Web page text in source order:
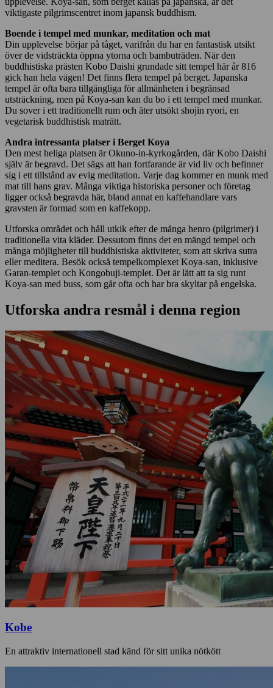
viktigaste pilgrimscentret inom japansk buddhism.
Boende i tempel med munkar, meditation och mat
Din upplevelse börjar på tåget, varifrån du har en fantastisk utsikt
över de vidsträckta öppna ytorna och bambuträden. När den
buddhistiska prästen Kobo Daishi grundade sitt tempel här år 816
gick han hela vägen! Det finns flera tempel på berget. Japanska
tempel är ofta bara tillgängliga för allmänheten i begränsad
utsträckning, men på Koya-san kan du bo i ett tempel med munkar.
Du sover i ett traditionellt rum och äter utsökt shojin ryori, en
vegetarisk buddhistisk maträtt.
Andra intressanta platser i Berget Koya
Den mest heliga platsen är Okuno-in-kyrkogården, där Kobo Daishi
själv är begravd. Det sägs att han fortfarande är vid liv och befinner
sig i ett tillstånd av evig meditation. Varje dag kommer en munk med
mat till hans grav. Många viktiga historiska personer och företag
ligger också begravda här, bland annat en kaffehandlare vars
gravsten är formad som en kaffekopp.
Utforska området och håll utkik efter de många henro (pilgrimer) i
traditionella vita kläder. Dessutom finns det en mängd tempel och
många möjligheter till buddhistiska aktiviteter, som att skriva sutra
eller meditera. Besök också tempelkomplexet Koya-san, inklusive
Garan-templet och Kongobuji-templet. Det är lätt att ta sig runt
Koya-san med buss, som går ofta och har bra skyltar på engelska.
Utforska andra resmål i denna region
Kobe
En attraktiv internationell stad känd för sitt unika nötkött